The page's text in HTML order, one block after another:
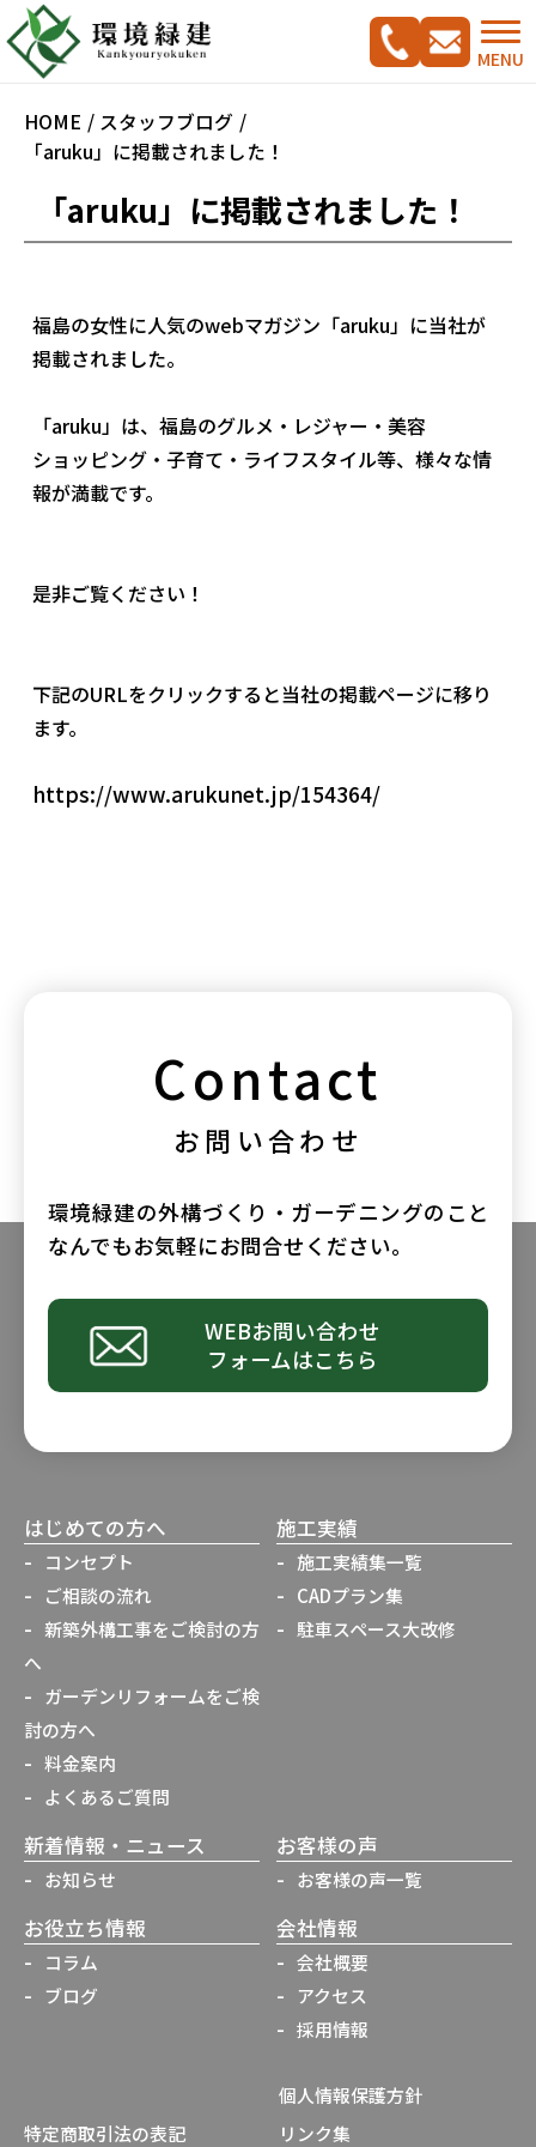
MENU
コンセプト
新築外構工事をご検討の方へ
ガーデンリフォームをご検討の方へ
施工実績集
駐車スペース改修特集
HOME
スタッフブログ
「aruku」に掲載されました！
「aruku」に掲載されました！
福島の女性に人気のwebマガジン「aruku」に当社が
掲載されました。
「aruku」は、福島のグルメ・レジャー・美容
ショッピング・子育て ・ライフスタイル等、様々な情
報が満載です。
是非ご覧ください！
下記のURLをクリックすると当社の掲載ページに移り
ます。
https://www.arukunet.jp/154364/
Contact
お問い合わせ
環境緑建の外構づくり・ガーデニングのこと
なんでもお気軽にお問合せください。
WEBお問い合わせ
フォームはこちら
個人情報保護方針
特定商取引法の表記
リンク集
はじめての方へ
コンセプト
ご相談の流れ
新築外構工事をご検討の方
へ
ガーデンリフォームをご検
討の方へ
料金案内
よくあるご質問
施工実績
施工実績集一覧
CADプラン集
駐車スペース大改修
新着情報・ニュース
お知らせ
お客様の声
お客様の声一覧
お役立ち情報
コラム
ブログ
会社情報
会社概要
アクセス
採用情報